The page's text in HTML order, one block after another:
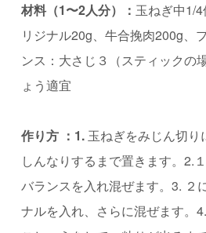
材料（1〜2人分）： 玉ねぎ中1/
リジナル20g、牛合挽肉200g、
ンス：⼤さじ３（スティックの
ょう適宜
作り⽅ ：1. 玉ねぎをみじん切り
しんなりするまで置きます。2.
バランスを入れ混ぜます。3. ２
ナルを入れ、さらに混ぜます。